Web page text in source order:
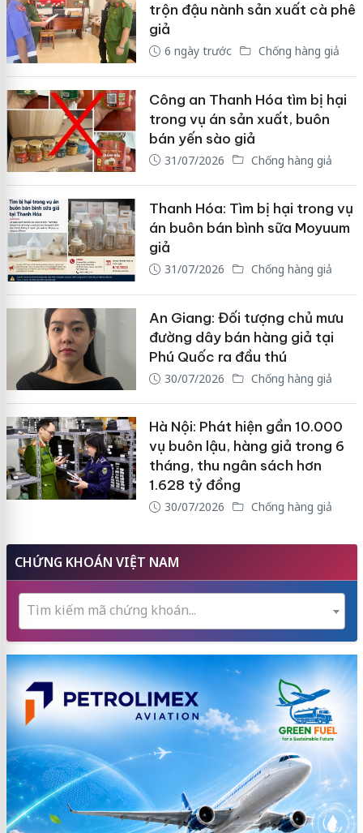
trộn đậu nành sản xuất cà phê
giả
6 ngày trước Chống hàng giả
Công an Thanh Hóa tìm bị hại
trong vụ án sản xuất, buôn
bán yến sào giả
31/07/2026 Chống hàng giả
Thanh Hóa: Tìm bị hại trong vụ
án buôn bán bình sữa Moyuum
giả
31/07/2026 Chống hàng giả
An Giang: Đối tượng chủ mưu
đường dây bán hàng giả tại
Phú Quốc ra đầu thú
30/07/2026 Chống hàng giả
Hà Nội: Phát hiện gần 10.000
vụ buôn lậu, hàng giả trong 6
tháng, thu ngân sách hơn
1.628 tỷ đồng
30/07/2026 Chống hàng giả
CHỨNG KHOÁN VIỆT NAM
Tìm kiếm mã chứng khoán...